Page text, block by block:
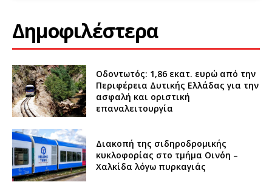
Δημοφιλέστερα
Οδοντωτός: 1,86 εκατ. ευρώ από την
Περιφέρεια Δυτικής Ελλάδας για την
ασφαλή και οριστική
επαναλειτουργία
Διακοπή της σιδηροδρομικής
κυκλοφορίας στο τμήμα Οινόη –
Χαλκίδα λόγω πυρκαγιάς